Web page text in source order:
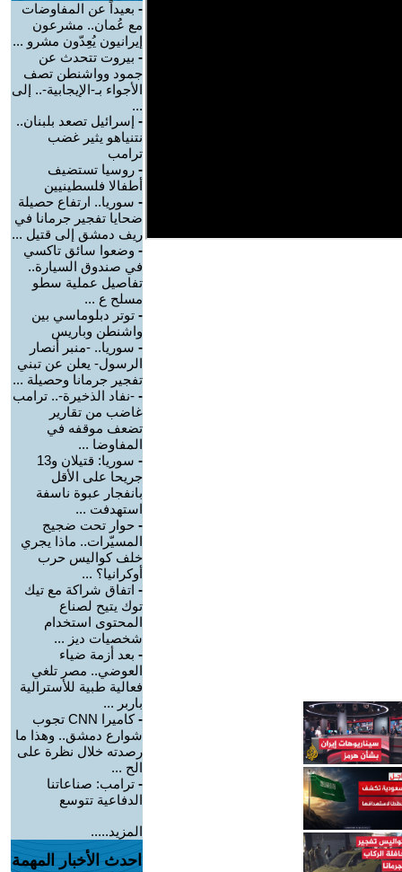
- بعيداً عن المفاوضات
مع عُمان.. مشرعون
إيرانيون يُعِدّون مشرو ...
- بيروت تتحدث عن
جمود وواشنطن تصف
الأجواء بـ-الإيجابية-.. إلى
...
- إسرائيل تصعد بلبنان..
نتنياهو يثير غضب
ترامب
- روسيا تستضيف
أطفالا فلسطينيين
- سوريا.. ارتفاع حصيلة
ضحايا تفجير جرمانا في
ريف دمشق إلى قتيل ...
- وضعوا سائق تاكسي
في صندوق السيارة..
تفاصيل عملية سطو
مسلح ع ...
- توتر دبلوماسي بين
واشنطن وباريس
- سوريا.. -منبر أنصار
الرسول- يعلن عن تبني
تفجير جرمانا وحصيلة ...
- -نفاد الذخيرة-.. ترامب
غاضب من تقارير
تضعف موقفه في
المفاوضا ...
-
سوريا: قتيلان و13
جريحا على الأقل
بانفجار عبوة ناسفة
استهدفت ...
- حوار تحت ضجيج
المسيّرات.. ماذا يجري
خلف كواليس حرب
أوكرانيا؟ ...
- اتفاق شراكة مع تيك
توك يتيح لصناع
المحتوى استخدام
شخصيات ديز ...
- بعد أزمة ضياء
العوضي.. مصر تلغي
فعالية طبية للأسترالية
باربر ...
-
كاميرا CNN تجوب
شوارع دمشق.. وهذا ما
رصدته خلال نظرة على
الح ...
- ترامب: صناعاتنا
الدفاعية تتوسع
المزيد.....
احدث الأخبار المهمة